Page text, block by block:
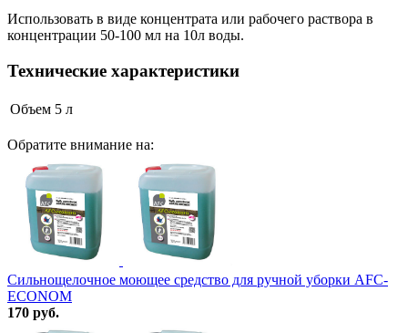
Использовать в виде концентрата или рабочего раствора в
концентрации 50-100 мл на 10л воды.
Технические характеристики
Объем 5 л
Обратите внимание на:
Сильнощелочное моющее средство для ручной уборки AFC-
ECONOM
170 руб.